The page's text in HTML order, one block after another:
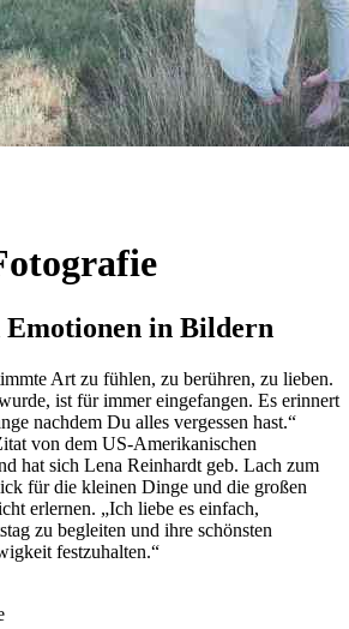
Emotionen in Bildern
Art zu fühlen, zu berühren, zu lieben.
ist für immer eingefangen. Es erinnert
nachdem Du alles vergessen hast.“
von dem US-Amerikanischen
hat sich Lena Reinhardt geb. Lach zum
für die kleinen Dinge und die großen
erlernen. „Ich liebe es einfach,
zu begleiten und ihre schönsten
festzuhalten.“